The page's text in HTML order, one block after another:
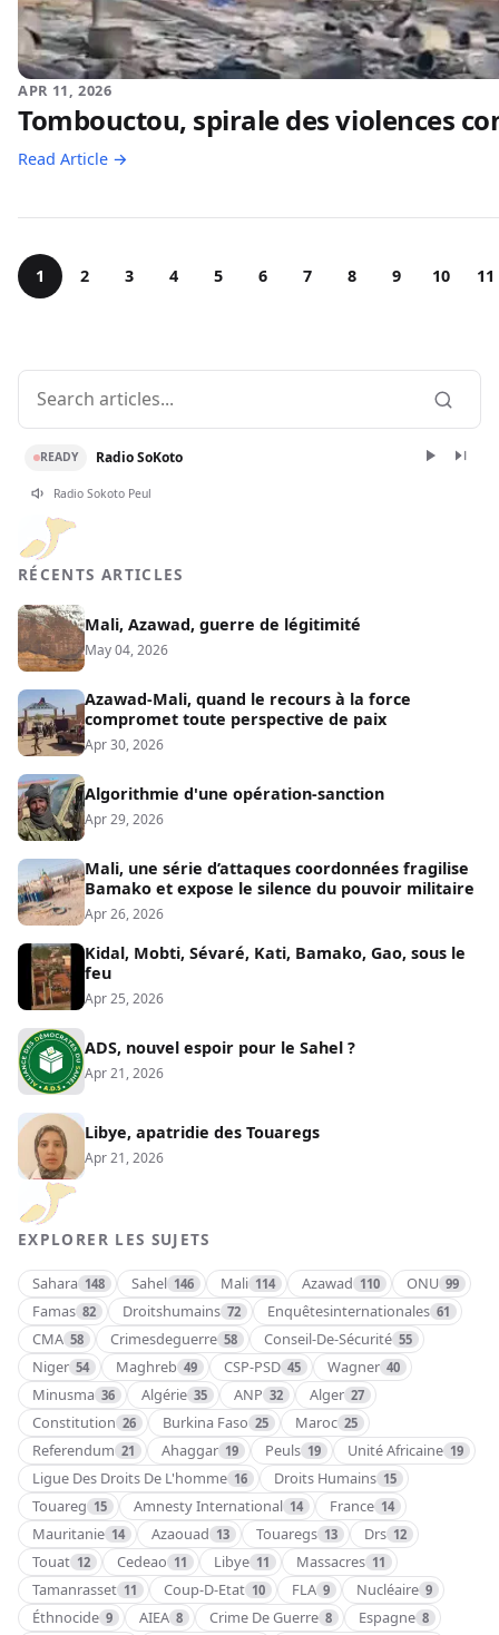
APR 11, 2026
Tombouctou, spirale des violences
Read Article →
1 2 3 4 5 6 7 8 9 10 11
READY Radio SoKoto
Radio Sokoto Peul
RÉCENTS ARTICLES
Mali, Azawad, guerre de légitimité
May 04, 2026
Azawad-Mali, quand le recours à la force
compromet toute perspective de paix
Apr 30, 2026
Algorithmie d'une opération-sanction
Apr 29, 2026
Mali, une série d’attaques coordonnées fragilise
Bamako et expose le silence du pouvoir militaire
Apr 26, 2026
Kidal, Mobti, Sévaré, Kati, Bamako, Gao, sous le
feu
Apr 25, 2026
ADS, nouvel espoir pour le Sahel ?
Apr 21, 2026
Libye, apatridie des Touaregs
Apr 21, 2026
EXPLORER LES SUJETS
Sahara 148 Sahel 146 Mali 114 Azawad 110 ONU 99
Famas 82 Droitshumains 72 Enquêtesinternationales 61
CMA 58 Crimesdeguerre 58 Conseil-De-Sécurité 55
Niger 54 Maghreb 49 CSP-PSD 45 Wagner 40
Minusma 36 Algérie 35 ANP 32 Alger 27
Constitution 26 Burkina Faso 25 Maroc 25
Referendum 21 Ahaggar 19 Peuls 19 Unité Africaine 19
Ligue Des Droits De L'homme 16 Droits Humains 15
Touareg 15 Amnesty International 14 France 14
Mauritanie 14 Azaouad 13 Touaregs 13 Drs 12
Touat 12 Cedeao 11 Libye 11 Massacres 11
Tamanrasset 11 Coup-D-Etat 10 FLA 9 Nucléaire 9
Éthnocide 9 AIEA 8 Crime De Guerre 8 Espagne 8